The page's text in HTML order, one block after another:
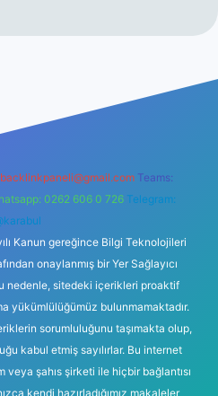
backlinkpaneli@gmail.com Teams:
0262 606 0 726 Telegram:
Kanun gereğince Bilgi Teknolojileri
onaylanmış bir Yer Sağlayıcı
nedenle, sitedeki içerikleri proaktif
yükümlülüğümüz bulunmamaktadır.
sorumluluğunu taşımakta olup,
kabul etmiş sayılırlar. Bu internet
şahıs şirketi ile hiçbir bağlantısı
kendi hazırladığımız makaleler